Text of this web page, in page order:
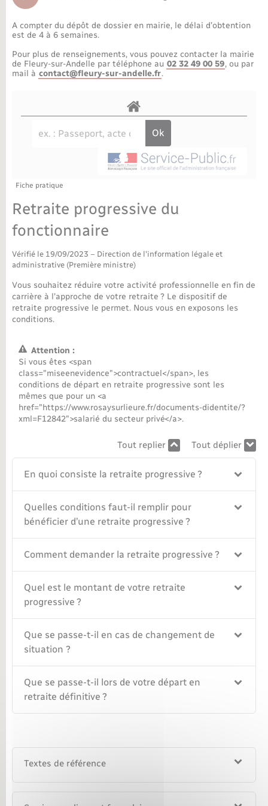
Parrainage civil
Recensement militaire
Petite enfance
Info jeunes
Associations
Bibliothèques
Sport
Tourisme
Nouvel habitant
Nouvelle activité
Numérique
Organisation d’événement
Sécurité - Prévention
Seniors
Transports
Bornes de recharge électrique
Voirie et espace public
Travaux - Autorisation d’occupation de l’espace
public
Publications
Agenda
La Communauté de communes
A compter du dépôt de dossier en mairie, le délai d’obtention
est de 4 à 6 semaines.
Pour plus de renseignements, vous pouvez contacter la mairie
de Fleury-sur-Andelle par téléphone au 02 32 49 00 59, ou par
mail à contact@fleury-sur-andelle.fr.
Fiche pratique
Retraite progressive du
fonctionnaire
Vérifié le 19/09/2023 – Direction de l'information légale et
administrative (Première ministre)
Vous souhaitez réduire votre activité professionnelle en fin de
carrière à l'approche de votre retraite ? Le dispositif de
retraite progressive le permet. Nous vous en exposons les
conditions.
Attention :
Si vous êtes <span
class="miseenevidence">contractuel</span>, les
conditions de départ en retraite progressive sont les
mêmes que pour un <a
href="https://www.rosaysurlieure.fr/documents-didentite/?
xml=F12842">salarié du secteur privé</a>.
Tout replier Tout déplier
En quoi consiste la retraite progressive ?
Quelles conditions faut-il remplir pour
bénéficier d’une retraite progressive ?
Comment demander la retraite progressive ?
Quel est le montant de votre retraite
progressive ?
Que se passe-t-il en cas de changement de
situation ?
Que se passe-t-il lors de votre départ en
retraite définitive ?
Textes de référence